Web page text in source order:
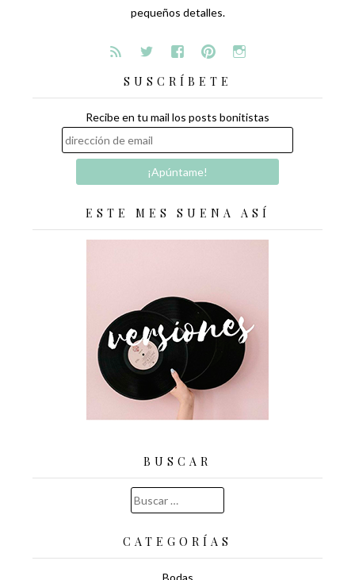
pequeños detalles.
SUSCRÍBETE
Recibe en tu mail los posts bonitistas
ESTE MES SUENA ASÍ
BUSCAR
Buscar:
CATEGORÍAS
Bodas